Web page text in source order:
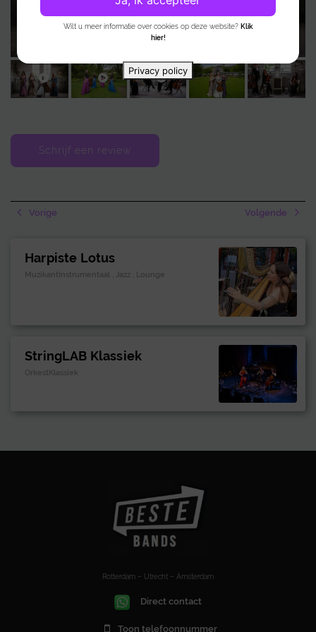
Schrijf een review
Vorige Volgende
Harpiste Lotus
MuzikantInstrumentaal , Jazz , Lounge
StringLAB Klassiek
OrkestKlassiek
Rotterdam – Utrecht – Amsterdam
Direct contact
Toon telefoonnummer
Wilt u meer informatie over cookies op deze website? Klik
hier!
Privacy policy